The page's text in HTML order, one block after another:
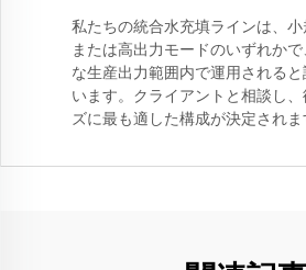
私たちの統合水充填ラインは、小
または高出力モードのいずれかで
な生産出力範囲内で運用される
います。クライアントと相談し
ズに最も適した構成が決定されま